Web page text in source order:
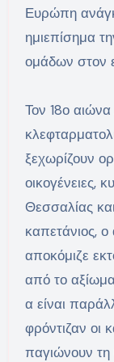
Ευρώπη
ημιεπίσημα
ομάδων στον
Τον 18ο
ξεχωρίζουν
οικογένειες,
Θεσσαλίας
καπετάνιος, ο
αποκόμιζε
από το αξίωμα
α είναι
φρόντιζαν οι
παγιώνουν τη